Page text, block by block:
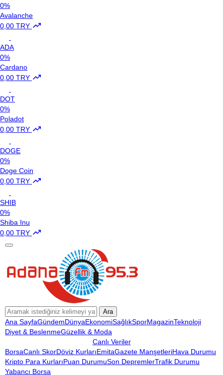
0%
Avalanche
0,00 TRY
ADA
0%
Cardano
0,00 TRY
DOT
0%
Poladot
0,00 TRY
DOGE
0%
Doge Coin
0,00 TRY
SHIB
0%
Shiba Inu
0,00 TRY
Ara
Ana SayfaGündemDünyaEkonomiSağlıkSporMagazinTeknoloji
Diyet & BeslenmeGüzellik & Moda
Canlı Veriler
BorsaCanlı SkorDöviz KurlarıEmitaGazete ManşetleriHava Durumu
Kripto Para KurlarıPuan DurumuSon DepremlerTrafik Durumu
Yabancı Borsa